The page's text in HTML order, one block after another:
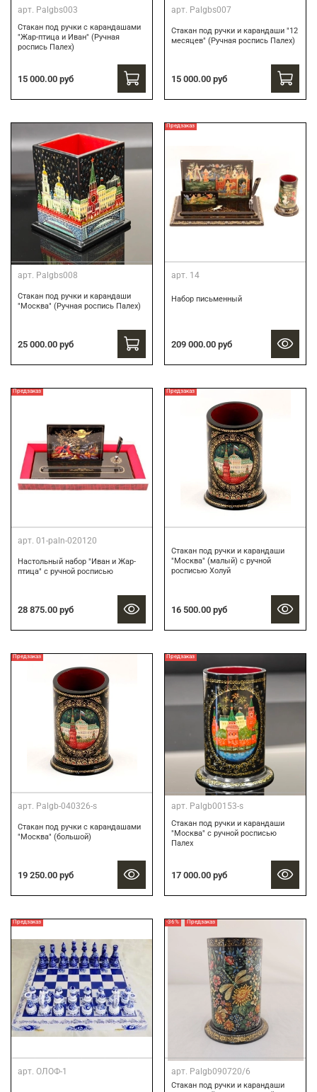
арт. Palgbs003
Стакан под ручки с карандашами
"Жар-птица и Иван" (Ручная
роспись Палех)
15 000.00 руб
арт. Palgbs007
Стакан под ручки и карандаши "12
месяцев" (Ручная роспись Палех)
15 000.00 руб
арт. Palgbs008
Стакан под ручки и карандаши
"Москва" (Ручная роспись Палех)
25 000.00 руб
Предзаказ
арт. 14
Набор письменный
209 000.00 руб
Предзаказ
арт. 01-paln-020120
Настольный набор "Иван и Жар-
птица" с ручной росписью
28 875.00 руб
Предзаказ
Стакан под ручки и карандаши
"Москва" (малый) с ручной
росписью Холуй
16 500.00 руб
Предзаказ
арт. Palgb-040326-s
Стакан под ручки с карандашами
"Москва" (большой)
19 250.00 руб
Предзаказ
арт. Palgb00153-s
Стакан под ручки и карандаши
"Москва" c ручной росписью
Палех
17 000.00 руб
Предзаказ
арт. ОЛОФ-1
-36% Предзаказ
арт. Palgb090720/6
Стакан под ручки и карандаши